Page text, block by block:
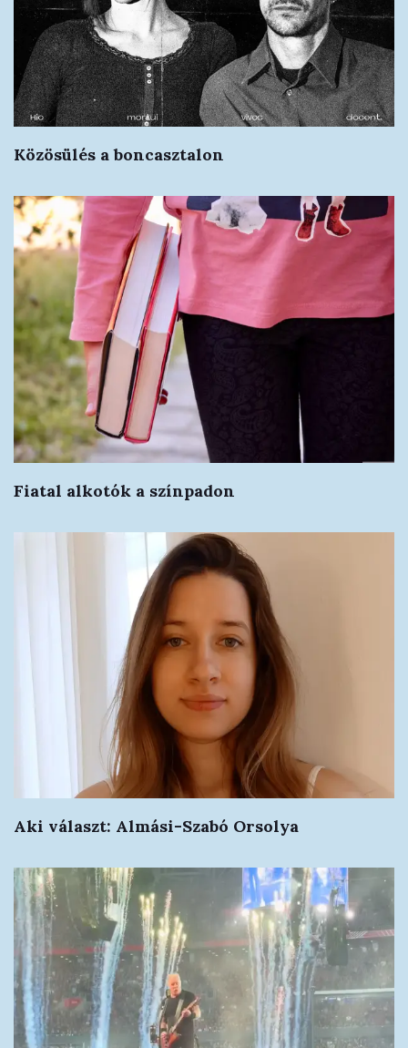
Közösülés a boncasztalon
Fiatal alkotók a színpadon
Aki választ: Almási-Szabó Orsolya